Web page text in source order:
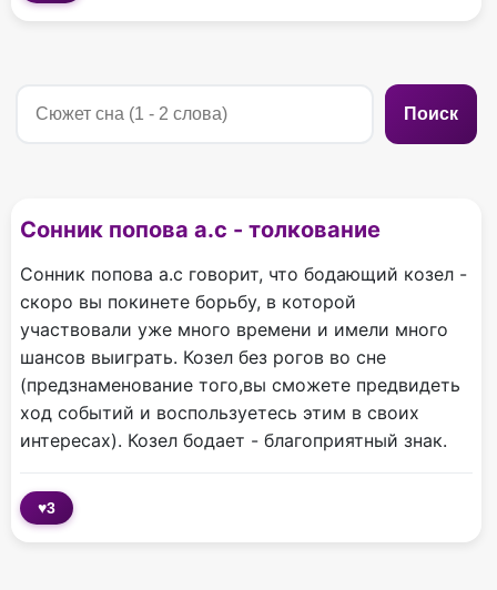
Поиск
Сонник попова а.с - толкование
Сонник попова а.с говорит, что бодающий козел -
скоро вы покинете борьбу, в которой
участвовали уже много времени и имели много
шансов выиграть. Козел без рогов во сне
(предзнаменование того,вы сможете предвидеть
ход событий и воспользуетесь этим в своих
интересах). Козел бодает - благоприятный знак.
♥3